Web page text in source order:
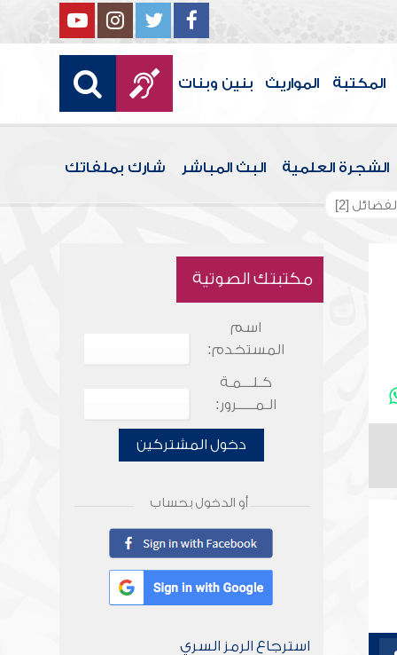
المكتبة المواريث بنين وبنات
الشجرة العلمية البث المباشر شارك بملفاتك
[2]
مكتبتك الصوتية
اسم
المستخدم:
كـلـــمـة
الـمـــــرور:
دخول المشتركين
أو الدخول بحساب
استرجاع الرمز السري